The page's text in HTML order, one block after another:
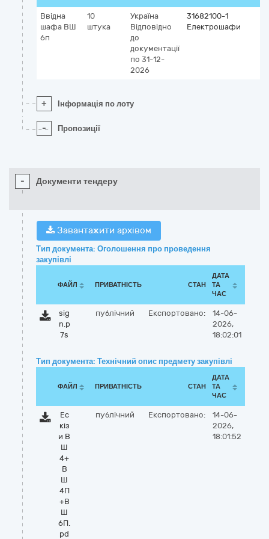
Ввідна
шафа ВШ
6п
10
штука
Україна
Відповідно
до
документації
по 31-12-
2026
31682100-1
Електрошафи
+ Інформація по лоту
- Пропозиції
- Документи тендеру
Завантажити архівом
Тип документа: Оголошення про проведення
закупівлі
ФАЙЛ ПРИВАТНІСТЬ СТАН
ДАТА
ТА
ЧАС
sig
n.p
7s
публічний Експортовано:
14-06-
2026,
18:02:01
Тип документа: Технічний опис предмету закупівлі
ФАЙЛ ПРИВАТНІСТЬ СТАН
ДАТА
ТА
ЧАС
Ес
кіз
и В
Ш
4+
В
Ш
4П
+В
Ш
6П.
pd
публічний Експортовано:
14-06-
2026,
18:01:52